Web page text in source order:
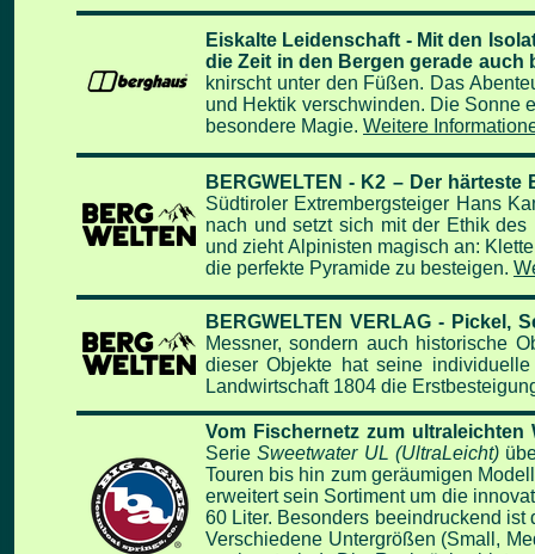
Eiskalte Leidenschaft - Mit den
die Zeit in den Bergen gerade
knirscht unter den Füßen. Das
und Hektik verschwinden. Die Sonne
besondere Magie. Weitere
BERGWELTEN - K2 – Der
Südtiroler Extrembergsteiger Hans
nach und setzt sich mit der Ethik
und zieht Alpinisten magisch an:
die perfekte Pyramide zu besteigen.
BERGWELTEN VERLAG - Pickel,
Messner, sondern auch historische
dieser Objekte hat seine
Landwirtschaft 1804 die
Vom Fischernetz zum
Serie Sweetwater UL (UltraLeicht)
Touren bis hin zum geräumigen
erweitert sein Sortiment um die
60 Liter. Besonders beeindruckend
Verschiedene Untergrößen (Small,